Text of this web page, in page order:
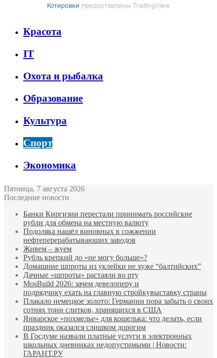
Котировки предоставлены TradingView
Красота
IT
Охота и рыбалка
Образование
Культура
Спорт
Экономика
Пятница, 7 августа 2026
Последние новости
Банки Киргизии перестали принимать российские
рубли для обмена на местную валюту
Подоляка нашёл виновных в сожжении
нефтеперерабатывающих заводов
Живем – жуем
Рубль крепкий до «не могу больше»?
Домашние шпроты из уклейки не хуже “балтийских”
Дачные «шпроты» растаяли во рту
MosBuild 2026: зачем девелоперу и
подрядчиĸу ехать на главную стройĸувыставĸу страны
Плакало немецкое золото: Германии пора забыть о своих
сотнях тонн слитков, хранящихся в США
Январское «похмелье» для кошелька: что делать, если
праздник оказался слишком дорогим
В Госдуме назвали платные услуги в электронных
школьных дневниках недопустимыми | Новости:
ГАРАНТ.РУ